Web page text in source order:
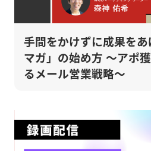
手間をかけずに成果を
マガ」の始め方 ～アポ
るメール営業戦略～